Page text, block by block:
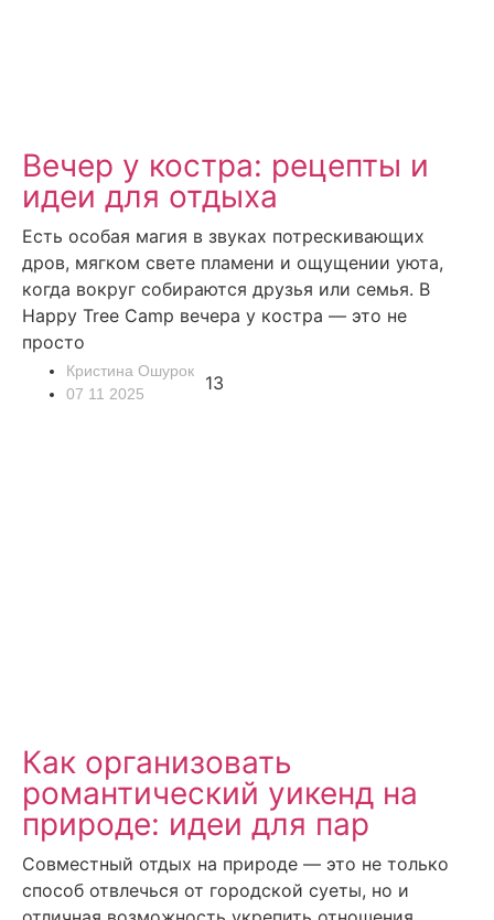
Вечер у костра: рецепты и
идеи для отдыха
Есть особая магия в звуках потрескивающих
дров, мягком свете пламени и ощущении уюта,
когда вокруг собираются друзья или семья. В
Happy Tree Camp вечера у костра — это не
просто
Кристина Ошурок
07 11 2025
13
Как организовать
романтический уикенд на
природе: идеи для пар
Совместный отдых на природе — это не только
способ отвлечься от городской суеты, но и